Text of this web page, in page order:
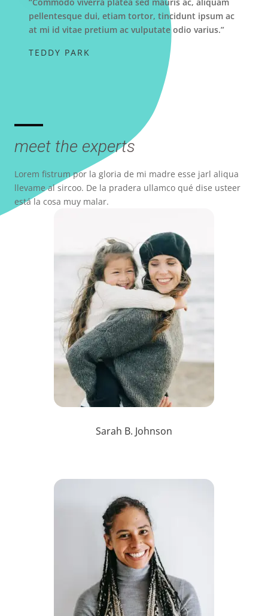
pellentesque dui, etiam tortor, tincidunt ipsum ac
at mi id vitae pretium ac vulputate odio varius.”
TEDDY PARK
meet the experts
Lorem fistrum por la gloria de mi madre esse jarl aliqua
llevame al sircoo. De la pradera ullamco qué dise usteer
está la cosa muy malar.
Sarah B. Johnson